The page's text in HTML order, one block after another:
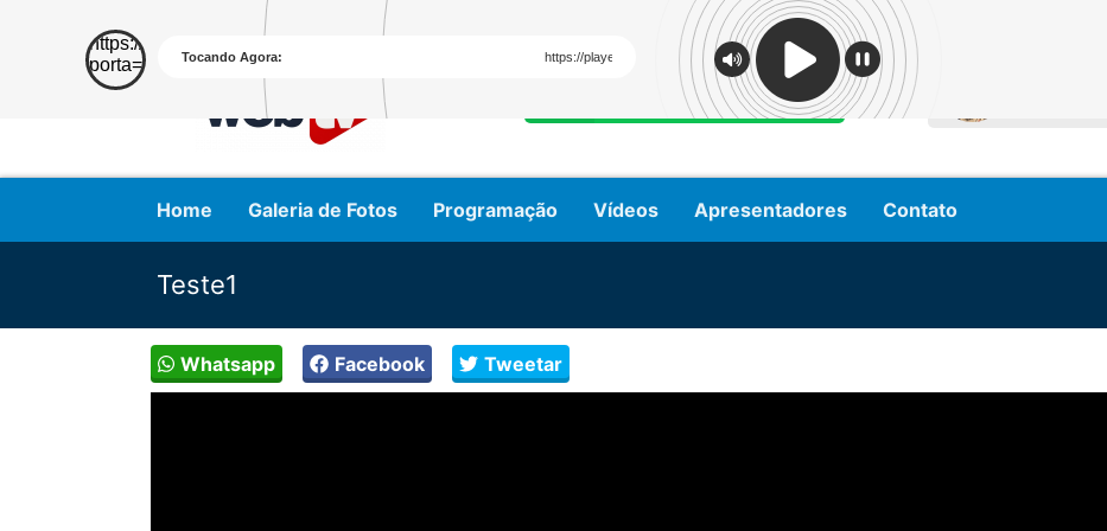
Fale conosco via Whatsapp
(84) 20206-153
Home Galeria de Fotos Programação Vídeos Apresentadores Contato
Teste1
Whatsapp Facebook Tweetar